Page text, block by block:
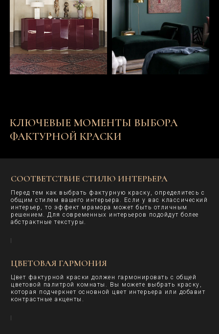
КЛЮЧЕВЫЕ МОМЕНТЫ ВЫБОРА
ФАКТУРНОЙ КРАСКИ
СООТВЕТСТВИЕ СТИЛЮ ИНТЕРЬЕРА
Перед тем как выбрать фактурную краску, определитесь с
общим стилем вашего интерьера. Если у вас классический
интерьер, то эффект мрамора может быть отличным
решением. Для современных интерьеров подойдут более
абстрактные текстуры.
ЦВЕТОВАЯ ГАРМОНИЯ
Цвет фактурной краски должен гармонировать с общей
цветовой палитрой комнаты. Вы можете выбрать краску,
которая подчеркнет основной цвет интерьера или добавит
контрастные акценты.